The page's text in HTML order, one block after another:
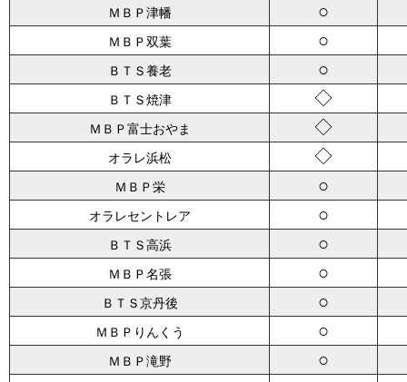
ＭＢＰ津幡 ○
ＭＢＰ双葉 ○
ＢＴＳ養老 ○
ＢＴＳ焼津 ◇
ＭＢＰ富士おやま ◇
オラレ浜松 ◇
ＭＢＰ栄 ○
オラレセントレア ○
ＢＴＳ高浜 ○
ＭＢＰ名張 ○
ＢＴＳ京丹後 ○
ＭＢＰりんくう ○
ＭＢＰ滝野
○